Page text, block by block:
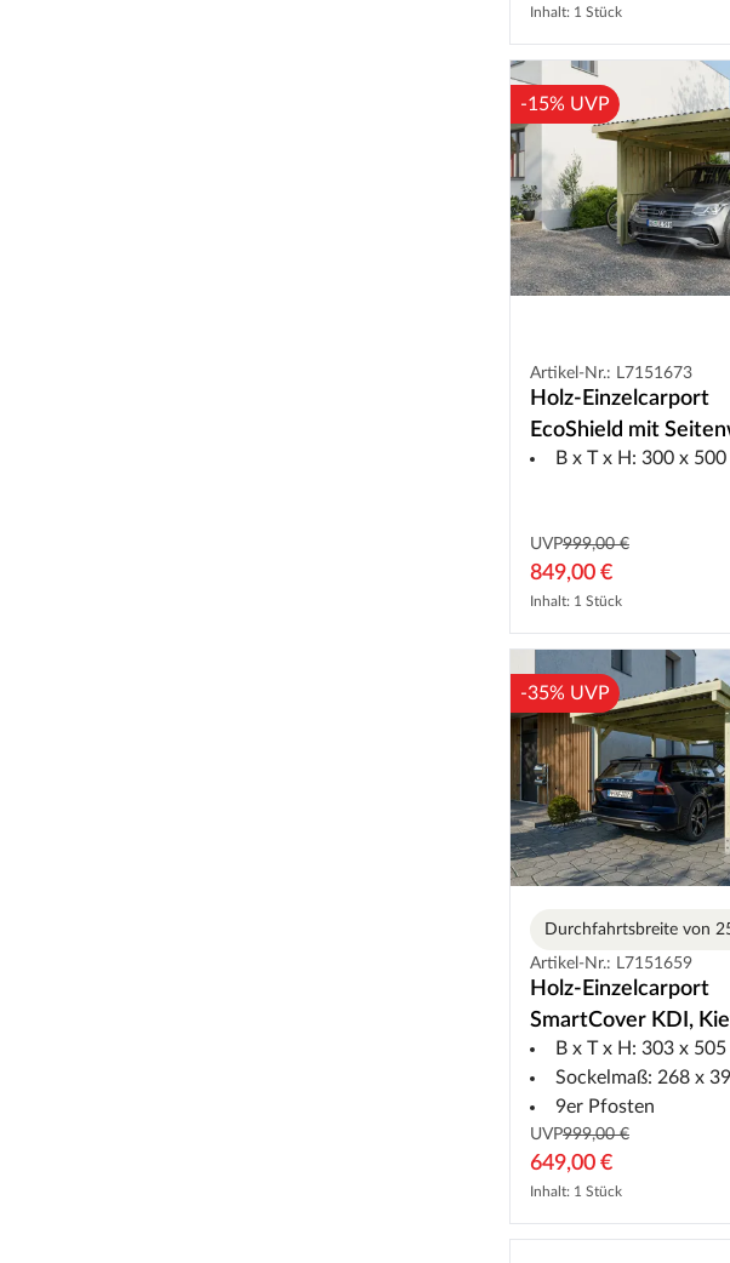
Inhalt: 1 Stück
-15% UVP
Artikel-Nr.: L7151673
Holz-Einzelcarport
EcoShield mit
B x T x H: 300 x 500 x 210 cm Sockelmaß: 278x 389
UVP999,00 €
849,00 €
Inhalt: 1 Stück
-35% UVP
Durchfahrtsbreite von
Artikel-Nr.: L7151659
Holz-Einzelcarport
SmartCover KDI,
B x T x H: 303 x 505 x
Sockelmaß: 268 x
9er Pfosten
UVP999,00 €
649,00 €
Inhalt: 1 Stück